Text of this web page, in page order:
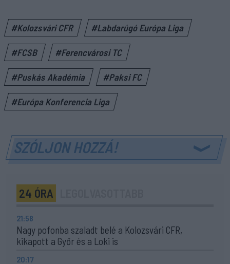
#Kolozsvári CFR #Labdarúgó Európa Liga
#FCSB #Ferencvárosi TC
#Puskás Akadémia #Paksi FC
#Európa Konferencia Liga
SZÓLJON HOZZÁ!
24 ÓRA
21:58
Nagy pofonba szaladt belé a Kolozsvári CFR,
kikapott a Győr és a Loki is
20:17